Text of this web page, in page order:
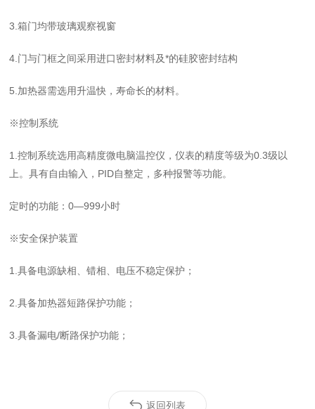
3.箱门均带玻璃观察视窗
4. 门与门框之间采用进口密封材料及*的硅胶密封结构
5. 加热器需选用升温快，寿命长的材料。
※控制系统
1.控制系统选用高精度微电脑温控仪，仪表的精度等级为0.3级以
上。具有自由输入，PID自整定，多种报警等功能。
定时的功能：0—999小时
※安全保护装置
1.具备电源缺相、错相、电压不稳定保护；
2.具备加热器短路保护功能；
3.具备漏电/断路保护功能；
返回列表